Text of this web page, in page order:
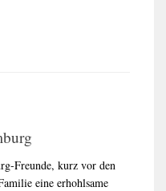
Freunde, kurz vor den
eine erhohlsame